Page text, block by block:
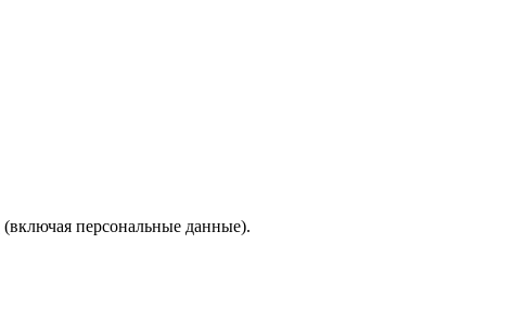
(включая персональные данные).